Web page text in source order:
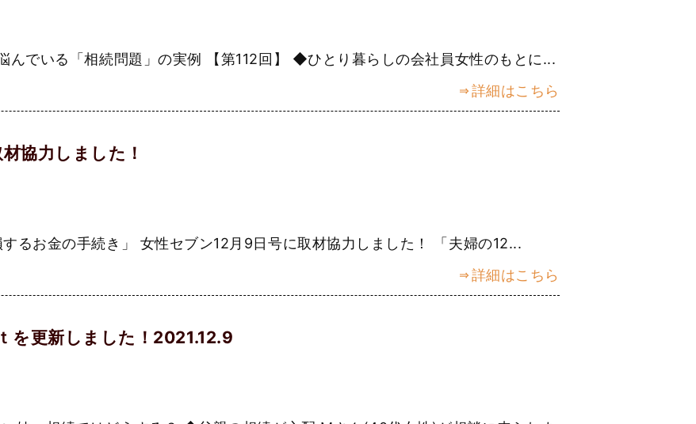
んでいる「相続問題」の実例 【第112回】 ◆ひとり暮らしの会社員女性のもとに...
詳細はこちら
協力しました！
するお金の手続き」 女性セブン12月9日号に取材協力しました！ 「夫婦の12...
詳細はこちら
を更新しました！2021.12.9